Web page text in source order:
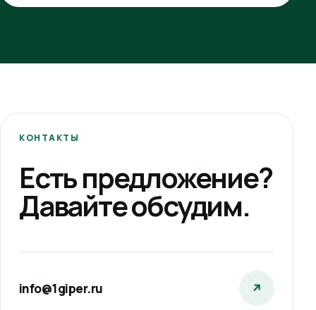
КОНТАКТЫ
Есть предложение?
Давайте обсудим.
info@1giper.ru ↗